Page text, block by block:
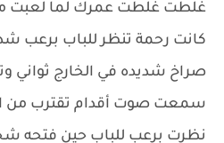
غلطت غلطت عمرك لما لعبت
كانت رحمة تنظر للباب برعب
صراخ شديده في الخارج ثواني
سمعت صوت أقدام تقترب من
نظرت برعب للباب حين فتحه